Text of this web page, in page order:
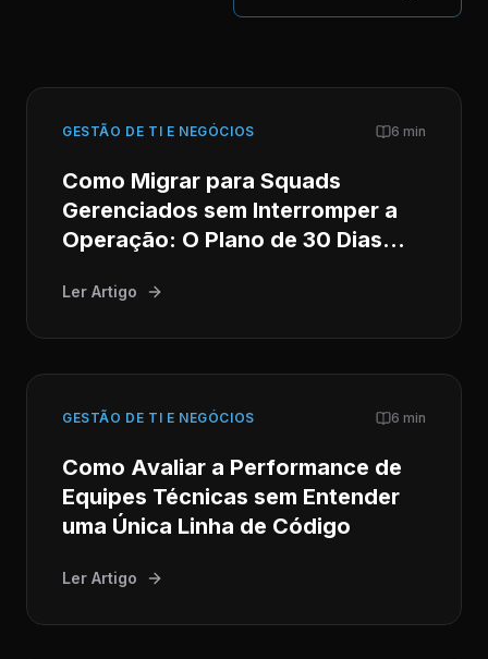
GESTÃO DE TI E NEGÓCIOS 6 min
Como Migrar para Squads
Gerenciados sem Interromper a
Operação: O Plano de 30 Dias
Ler Artigo
GESTÃO DE TI E NEGÓCIOS 6 min
Como Avaliar a Performance de
Equipes Técnicas sem Entender
uma Única Linha de Código
Ler Artigo